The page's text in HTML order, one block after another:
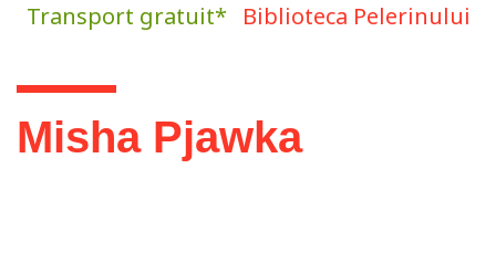
Transport gratuit* Biblioteca Pelerinului
Eşti aici
Misha Pjawka